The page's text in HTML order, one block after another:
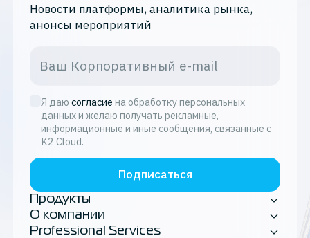
Новости платформы, аналитика рынка,
анонсы мероприятий
Я даю согласие на обработку персональных
данных и желаю получать рекламные,
информационные и иные сообщения, связанные с
K2 Cloud.
Подписаться
Продукты
О компании
Professional Services